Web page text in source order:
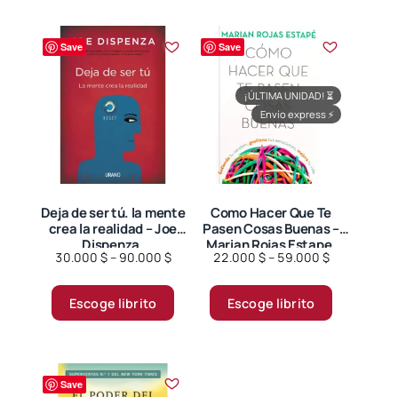
Las
opciones
de
producto
Save
Deja de ser tú. la mente
crea la realidad – Joe
Dispenza.
30.000 $– 90.000 $Price
30.000 $
through
Escoge librito
producto
Save
Como Hacer Que Te
Pasen Cosas Buenas –
Marian Rojas Estape.
22.000 $– 59.000 $Price
22.000 $
through
¡ÚLTIMA UNIDAD! ⏳
Envío express ⚡
Escoge librito
Save